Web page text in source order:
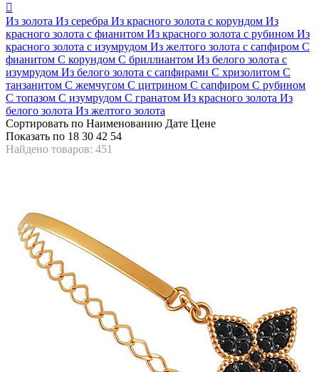

Из золота Из серебра Из красного золота с корундом Из
красного золота с фианитом Из красного золота с рубином Из
красного золота с изумрудом Из желтого золота с сапфиром С
фианитом С корундом С бриллиантом Из белого золота с
изумрудом Из белого золота с сапфирами С хризолитом С
танзанитом С жемчугом С цитрином С сапфиром С рубином
С топазом С изумрудом С гранатом Из красного золота Из
белого золота Из желтого золота
Сортировать по Наименованию Дате Цене
Показать по 18 30 42 54
Найдено товаров: 451